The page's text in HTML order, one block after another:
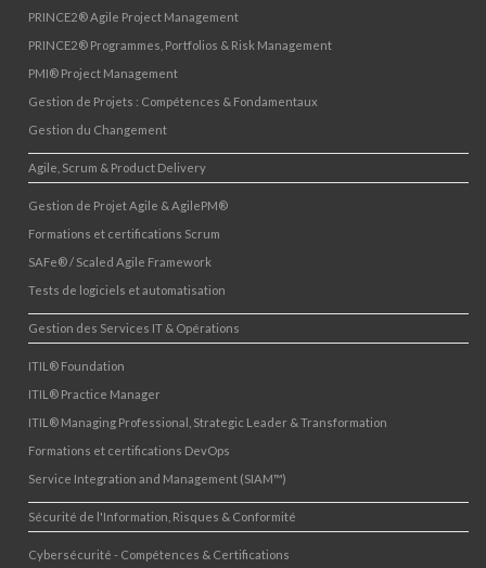
PRINCE2® Agile Project Management
PRINCE2® Programmes, Portfolios & Risk Management
PMI® Project Management
Gestion de Projets : Compétences & Fondamentaux
Gestion du Changement
Agile, Scrum & Product Delivery
Gestion de Projet Agile & AgilePM®
Formations et certifications Scrum
SAFe® / Scaled Agile Framework
Tests de logiciels et automatisation
Gestion des Services IT & Opérations
ITIL® Foundation
ITIL® Practice Manager
ITIL® Managing Professional, Strategic Leader & Transformation
Formations et certifications DevOps
Service Integration and Management (SIAM™)
Sécurité de l'Information, Risques & Conformité
Cybersécurité - Compétences & Certifications